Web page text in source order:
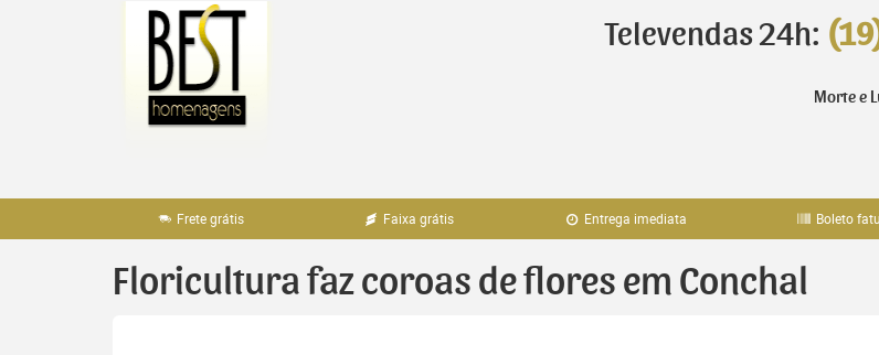
Televendas 24h:
Morte e
Frete grátis Faixa grátis Entrega imediata Boleto
Floricultura faz coroas de flores em Conchal